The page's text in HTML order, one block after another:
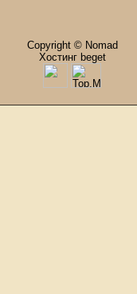
Copyright © Nomad
Хостинг beget